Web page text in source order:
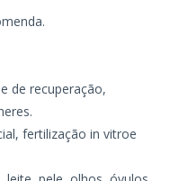
de recuperação,
fertilização in vitroe